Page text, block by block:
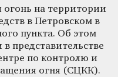
на территории
в Петровском в
пункта. Об этом
представительстве
по контролю и
огня (СЦКК).